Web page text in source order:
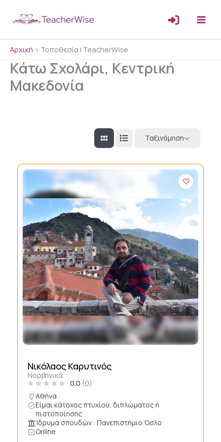
Αρχική > Τοποθεσία | TeacherWise
Κάτω Σχολάρι, Κεντρική
Μακεδονία
Ταξινόμηση
Νικόλαος Καρυτινός
Νορβηγικά
0.0 (0)
Αθήνα
Είμαι κάτοχος πτυχίου, διπλώματος ή
πιστοποίησης
Ίδρυμα σπουδών : Πανεπιστήμιο Όσλο
Online